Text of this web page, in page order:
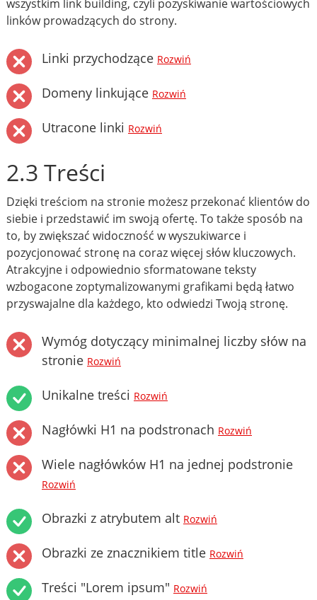
wszystkim link building, czyli pozyskiwanie wartościowych
linków prowadzących do strony.
Linki przychodzące Rozwiń
Domeny linkujące Rozwiń
Utracone linki Rozwiń
2.3 Treści
Dzięki treściom na stronie możesz przekonać klientów do
siebie i przedstawić im swoją ofertę. To także sposób na
to, by zwiększać widoczność w wyszukiwarce i
pozycjonować stronę na coraz więcej słów kluczowych.
Atrakcyjne i odpowiednio sformatowane teksty
wzbogacone zoptymalizowanymi grafikami będą łatwo
przyswajalne dla każdego, kto odwiedzi Twoją stronę.
Wymóg dotyczący minimalnej liczby słów na
stronie Rozwiń
Unikalne treści Rozwiń
Nagłówki H1 na podstronach Rozwiń
Wiele nagłówków H1 na jednej podstronie
Rozwiń
Obrazki z atrybutem alt Rozwiń
Obrazki ze znacznikiem title Rozwiń
Treści "Lorem ipsum" Rozwiń